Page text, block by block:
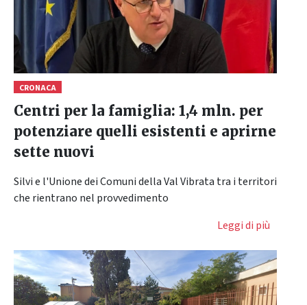
CRONACA
Centri per la famiglia: 1,4 mln. per
potenziare quelli esistenti e aprirne
sette nuovi
Silvi e l'Unione dei Comuni della Val Vibrata tra i territori
che rientrano nel provvedimento
Leggi di più